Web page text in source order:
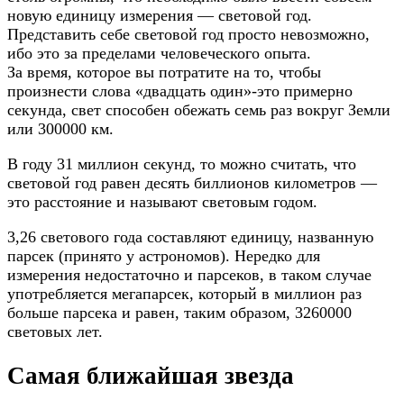
новую единицу измерения — световой год.
Представить себе световой год просто невозможно,
ибо это за пределами человеческого опыта.
За время, которое вы потратите на то, чтобы
произнести слова «двадцать один»-это примерно
секунда, свет способен обежать семь раз вокруг Земли
или 300000 км.
В году 31 миллион секунд, то можно считать, что
световой год равен десять биллионов километров —
это расстояние и называют световым годом.
3,26 светового года составляют единицу, названную
парсек (принято у астрономов). Нередко для
измерения недостаточно и парсеков, в таком случае
употребляется мегапарсек, который в миллион раз
больше парсека и равен, таким образом, 3260000
световых лет.
Самая ближайшая звезда